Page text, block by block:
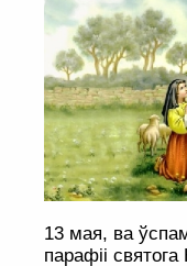
13 мая, ва
парафіі